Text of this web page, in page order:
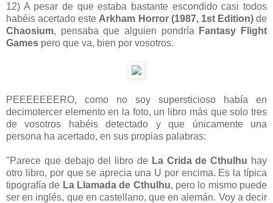
12) A pesar de que estaba bastante escondido casi todos
habéis acertado este Arkham Horror (1987, 1st Edition)de
Chaosium, pensaba que alguien pondría
Fantasy Flight
Games pero que va, bien por vosotros.
PEEEEEEERO, como no soy supersticioso había en
decimotercer elemento en la foto, un libro más que solo tres
de vosotros habéis detectado y que únicamente una
persona ha acertado, en sus propias palabras:
"Parece que debajo del libro de La Crida de Cthulhu hay
otro libro, por que se aprecia una U por encima. Es la típica
tipografía de La Llamada de Cthulhu, pero lo mismo puede
ser en inglés, que en castellano, que en alemán. Voy a decir